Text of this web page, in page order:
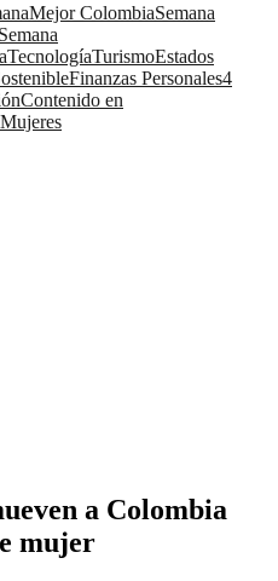
Mejor ColombiaSemana
Semana
TecnologíaTurismoEstados
Finanzas Personales4
Contenido en
Mujeres
a Colombia
mujer